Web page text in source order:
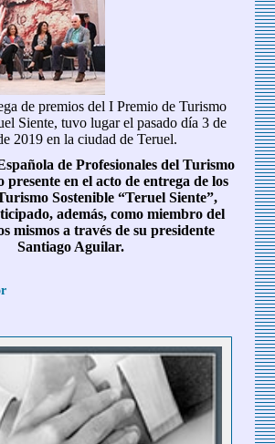
de premios del I Premio de Turismo
Siente, tuvo lugar el pasado día 3 de
2019 en la ciudad de Teruel.
de Profesionales del Turismo
en el acto de entrega de los
Sostenible “Teruel Siente”,
además, como miembro del
mismos a través de su presidente
Santiago Aguilar.
La AEPT presente en la entrega de
"Teruel Siente" de Turismo